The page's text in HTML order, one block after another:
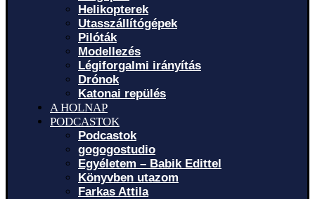
Helikopterek
Utasszállítógépek
Pilóták
Modellezés
Légiforgalmi irányítás
Drónok
Katonai repülés
A HOLNAP
PODCASTOK
Podcastok
gogogostudio
Egyéletem – Babik Edittel
Könyvben utazom
Farkas Attila